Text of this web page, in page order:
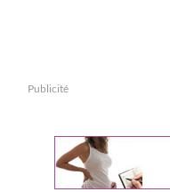
Publicité